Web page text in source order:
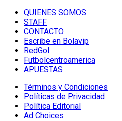
QUIENES SOMOS
STAFF
CONTACTO
Escribe en Bolavip
RedGol
Futbolcentroamerica
APUESTAS
Términos y Condiciones
Políticas de Privacidad
Política Editorial
Ad Choices